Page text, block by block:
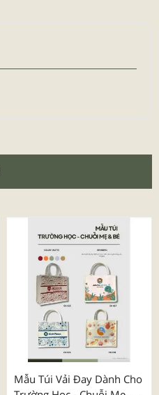
Mẫu Túi Vải Đay Dành Cho